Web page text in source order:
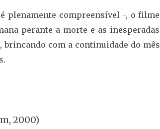
plenamente compreensível -, o filme
perante a morte e as inesperadas
com a continuidade do mês
2000)